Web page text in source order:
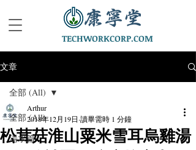
TECHWORKCORP.COM
文章
全部 (All)
湯水篇
全部 (All)
松茸菇淮山粟米雪耳烏雞湯
Arthur
2018年12月19日 讀畢需時 1 分鐘